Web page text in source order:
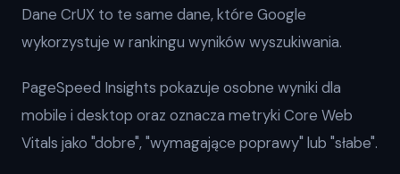
Dane CrUX to te same dane, które Google
wykorzystuje w rankingu wyników wyszukiwania.
PageSpeed Insights pokazuje osobne wyniki dla
mobile i desktop oraz oznacza metryki Core Web
Vitals jako "dobre", "wymagające poprawy" lub "słabe".